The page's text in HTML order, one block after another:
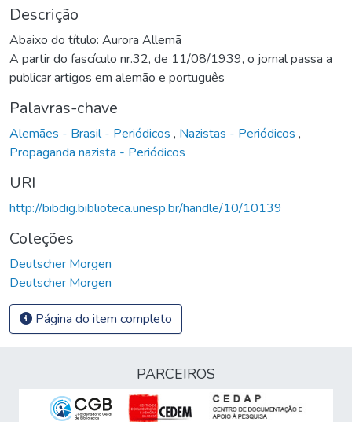
Descrição
Abaixo do título: Aurora Allemã
A partir do fascículo nr.32, de 11/08/1939, o jornal passa a
publicar artigos em alemão e português
Palavras-chave
Alemães - Brasil - Periódicos , Nazistas - Periódicos ,
Propaganda nazista - Periódicos
URI
http://bibdig.biblioteca.unesp.br/handle/10/10139
Coleções
Deutscher Morgen
Deutscher Morgen
Página do item completo
PARCEIROS